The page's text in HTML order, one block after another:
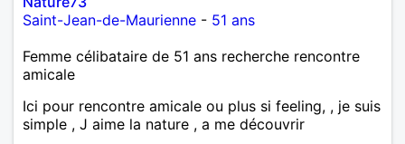
Saint-Jean-de-Maurienne - 51 ans
Femme célibataire de 51 ans recherche rencontre
amicale
Ici pour rencontre amicale ou plus si feeling, , je suis
simple , J aime la nature , a me découvrir